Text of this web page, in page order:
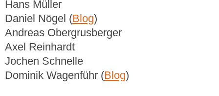
Hans Müller
Daniel Nögel (Blog)
Andreas Obergrusberger
Axel Reinhardt
Jochen Schnelle
Dominik Wagenführ (Blog)